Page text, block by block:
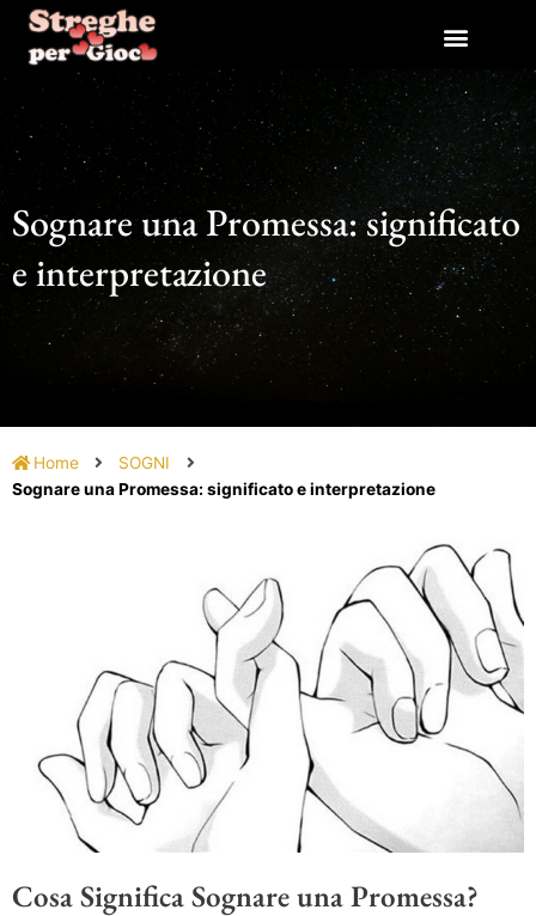
contenuto
Sognare una Promessa: significato
e interpretazione
Home
SOGNI
Sognare una Promessa: significato e interpretazione
Cosa Significa Sognare una Promessa?